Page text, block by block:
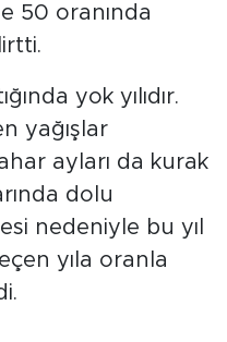
50 oranında
yok yılıdır.
yağışlar
ayları da kurak
dolu
nedeniyle bu yıl
yıla oranla